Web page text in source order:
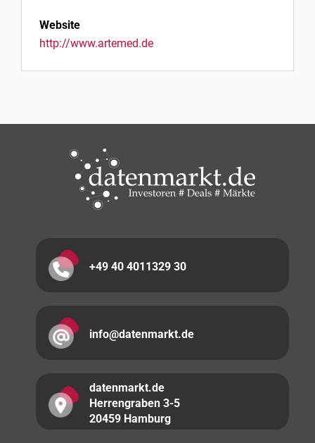
Website
http://www.artemed.de
+49 40 4011329 30
info@datenmarkt.de
datenmarkt.de
Herrengraben 3-5
20459 Hamburg